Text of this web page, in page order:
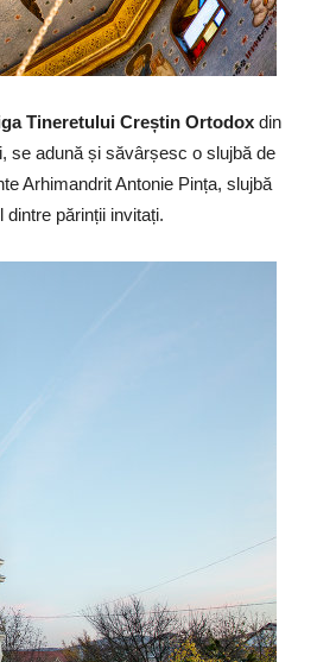
Tineretului Creștin Ortodox din
se adună și săvârșesc o slujbă de
Arhimandrit Antonie Pința, slujbă
părinții invitați.